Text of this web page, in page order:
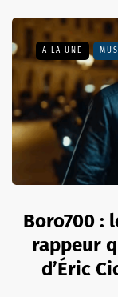
A LA UNE
Boro700 :
rappeur
d’Éric